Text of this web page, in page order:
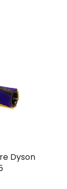
Dyson